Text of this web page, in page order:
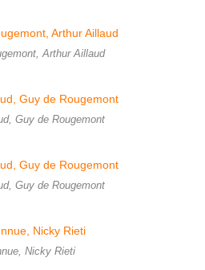
Arthur Aillaud
Guy de Rougemont
Guy de Rougemont
Nicky Rieti